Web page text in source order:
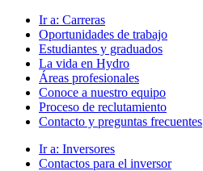
Ir a: Carreras
Oportunidades de trabajo
Estudiantes y graduados
La vida en Hydro
Áreas profesionales
Conoce a nuestro equipo
Proceso de reclutamiento
Contacto y preguntas frecuentes
Ir a: Inversores
Contactos para el inversor